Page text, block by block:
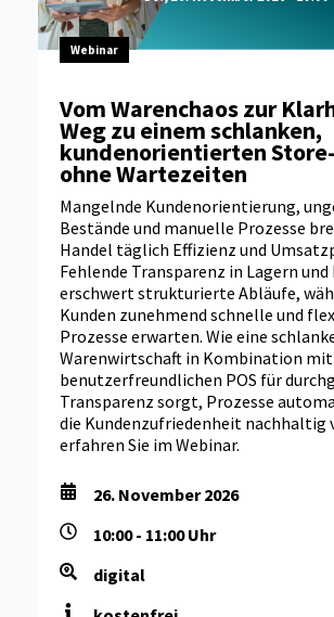
Webinar
Vom Warenchaos zur
Weg zu einem schlanken,
kundenorientierten
ohne Wartezeiten
Mangelnde Kundenorientierung,
Bestände und manuelle Prozesse
Handel täglich Effizienz und
Fehlende Transparenz in Lagern
erschwert strukturierte Abläufe,
Kunden zunehmend schnelle und
Prozesse erwarten. Wie eine
Warenwirtschaft in Kombination
benutzerfreundlichen POS für
Transparenz sorgt, Prozesse
die Kundenzufriedenheit nachhaltig
erfahren Sie im Webinar.
26. November 2026
10:00 - 11:00 Uhr
digital